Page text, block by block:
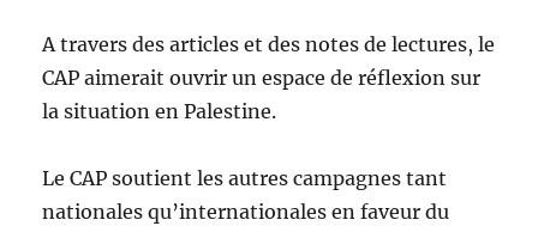
A travers des articles et des notes de lectures, le
CAP aimerait ouvrir un espace de réflexion sur
la situation en Palestine.
Le CAP soutient les autres campagnes tant
nationales qu’internationales en faveur du